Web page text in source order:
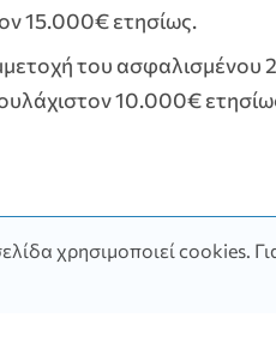
15.000€ ετησίως.
του ασφαλισμένου
10.000€
το
χρησιμοποιεί cookies.